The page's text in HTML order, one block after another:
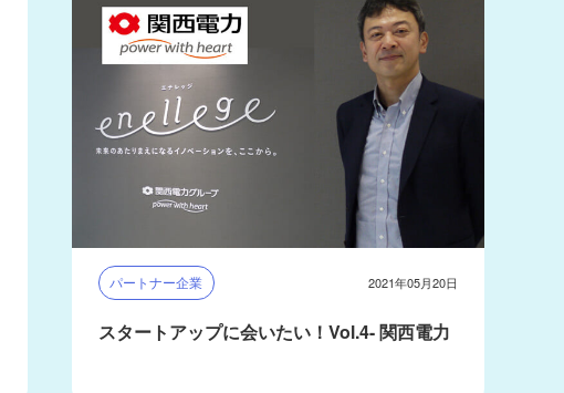
パートナー企業 2021年05月20日
スタートアップに会いたい！Vol.4- 関西電力